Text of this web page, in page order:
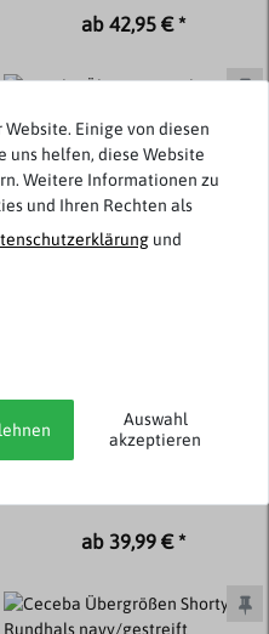
ab 42,95 € *
Ceceba
Übergrößen Shorty
ab 39,99 € *
Einige von diesen
uns helfen, diese Website
Weitere Informationen zu
und Ihren Rechten als
und
Auswahl
akzeptieren